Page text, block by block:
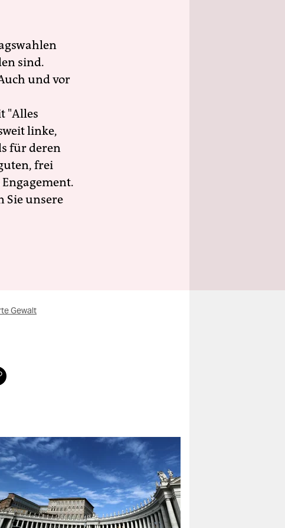
sind.
und vor
"Alles
linke,
für deren
frei
Sie unsere
Gewalt